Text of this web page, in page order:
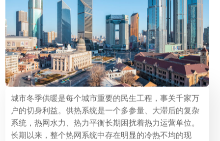
城市冬季供暖是每个城市重要的民生工程，事关千家万
户的切身利益。供热系统是一个多参量、大滞后的复杂
系统，热网水力、热力平衡长期困扰着热力运营单位。
长期以来，整个热网系统中存在明显的冷热不均的现